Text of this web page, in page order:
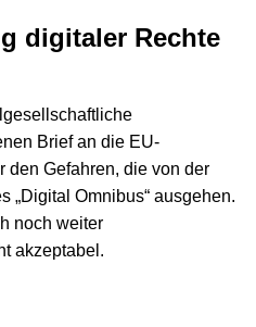
digitaler Rechte
Brief an die EU-
den Gefahren, die von der
„Digital Omnibus“ ausgehen.
noch weiter
akzeptabel.